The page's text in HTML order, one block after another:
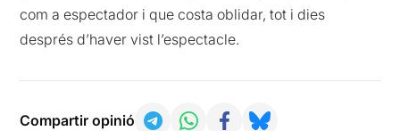
com a espectador i que costa oblidar, tot i dies
després d’haver vist l’espectacle.
Compartir opinió